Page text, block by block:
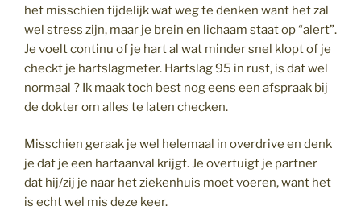
het misschien tijdelijk wat weg te denken want het zal
wel stress zijn, maar je brein en lichaam staat op “alert”.
Je voelt continu of je hart al wat minder snel klopt of je
checkt je hartslagmeter. Hartslag 95 in rust, is dat wel
normaal ? Ik maak toch best nog eens een afspraak bij
de dokter om alles te laten checken.
Misschien geraak je wel helemaal in overdrive en denk
je dat je een hartaanval krijgt. Je overtuigt je partner
dat hij/zij je naar het ziekenhuis moet voeren, want het
is echt wel mis deze keer.